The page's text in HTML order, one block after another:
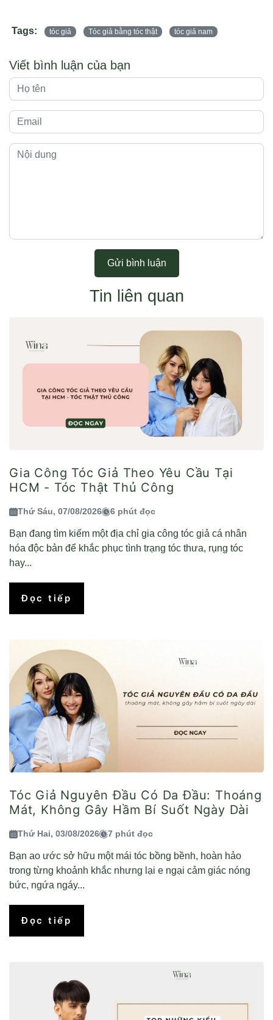
Tags: tóc giả Tóc giả bằng tóc thật tóc giả nam
Viết bình luận của bạn
Gửi bình luận
Tin liên quan
Gia Công Tóc Giả Theo Yêu Cầu Tại
HCM - Tóc Thật Thủ Công
Thứ Sáu, 07/08/2026 6 phút đọc
Bạn đang tìm kiếm một địa chỉ gia công tóc giả cá nhân
hóa độc bản để khắc phục tình trạng tóc thưa, rụng tóc
hay...
Đọc tiếp
Tóc Giả Nguyên Đầu Có Da Đầu: Thoáng
Mát, Không Gây Hầm Bí Suốt Ngày Dài
Thứ Hai, 03/08/2026 7 phút đọc
Bạn ao ước sở hữu một mái tóc bồng bềnh, hoàn hảo
trong từng khoảnh khắc nhưng lại e ngại cảm giác nóng
bức, ngứa ngáy...
Đọc tiếp